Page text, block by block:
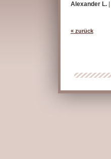
Alexander L.
« zurück